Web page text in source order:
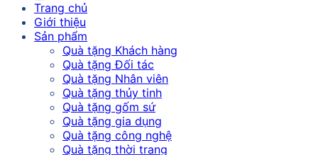
Trang chủ
Giới thiệu
Sản phẩm
Quà tặng Khách hàng
Quà tặng Đối tác
Quà tặng Nhân viên
Quà tặng thủy tinh
Quà tặng gốm sứ
Quà tặng gia dụng
Quà tặng công nghệ
Quà tặng thời trang